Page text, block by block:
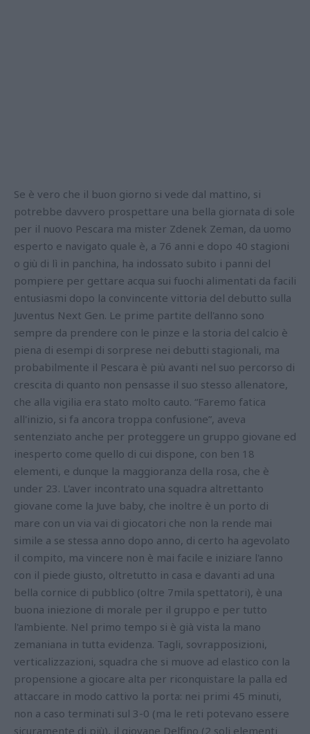
Se è vero che il buon giorno si vede dal mattino, si
potrebbe davvero prospettare una bella giornata di sole
per il nuovo Pescara ma mister Zdenek Zeman, da uomo
esperto e navigato quale è, a 76 anni e dopo 40 stagioni
o giù di lì in panchina, ha indossato subito i panni del
pompiere per gettare acqua sui fuochi alimentati da facili
entusiasmi dopo la convincente vittoria del debutto sulla
Juventus Next Gen. Le prime partite dell'anno sono
sempre da prendere con le pinze e la storia del calcio è
piena di esempi di sorprese nei debutti stagionali, ma
probabilmente il Pescara è più avanti nel suo percorso di
crescita di quanto non pensasse il suo stesso allenatore,
che alla vigilia era stato molto cauto. “Faremo fatica
all'inizio, si fa ancora troppa confusione”, aveva
sentenziato anche per proteggere un gruppo giovane ed
inesperto come quello di cui dispone, con ben 18
elementi, e dunque la maggioranza della rosa, che è
under 23. L'aver incontrato una squadra altrettanto
giovane come la Juve baby, che inoltre è un porto di
mare con un via vai di giocatori che non la rende mai
simile a se stessa anno dopo anno, di certo ha agevolato
il compito, ma vincere non è mai facile e iniziare l'anno
con il piede giusto, oltretutto in casa e davanti ad una
bella cornice di pubblico (oltre 7mila spettatori), è una
buona iniezione di morale per il gruppo e per tutto
l'ambiente. Nel primo tempo si è già vista la mano
zemaniana in tutta evidenza. Tagli, sovrapposizioni,
verticalizzazioni, squadra che si muove ad elastico con la
propensione a giocare alta per riconquistare la palla ed
attaccare in modo cattivo la porta: nei primi 45 minuti,
non a caso terminati sul 3-0 (ma le reti potevano essere
sicuramente di più), il giovane Delfino (2 soli elementi